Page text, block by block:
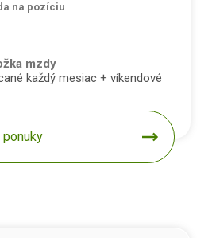
na pozíciu
mzdy
každý mesiac + víkendové